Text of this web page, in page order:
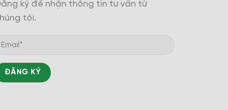
ký để nhận thông tin tư vấn từ
tôi.